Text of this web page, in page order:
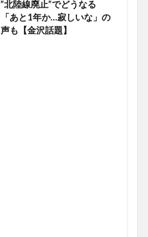
”北陸線廃止”でどうなる
「あと1年か…寂しいな」の
声も【金沢話題】